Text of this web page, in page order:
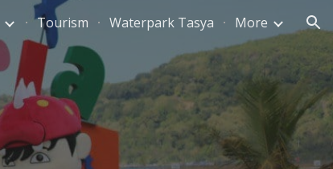
Tourism Waterpark Tasya More